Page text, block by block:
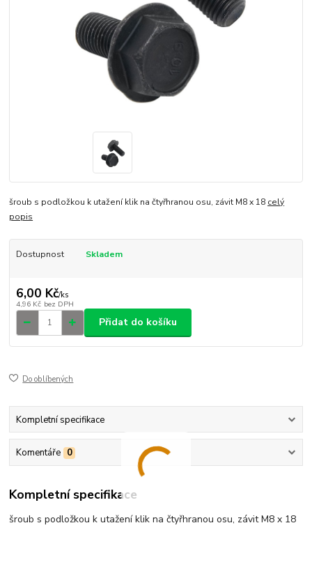
šroub s podložkou k utažení klik na čtyřhranou osu, závit M8 x 18 celý
popis
Dostupnost Skladem
6,00 Kč/ks
4,96 Kč bez DPH
Přidat do košíku
Do oblíbených
Kompletní specifikace
Komentáře 0
Kompletní specifikace
šroub s podložkou k utažení klik na čtyřhranou osu, závit M8 x 18